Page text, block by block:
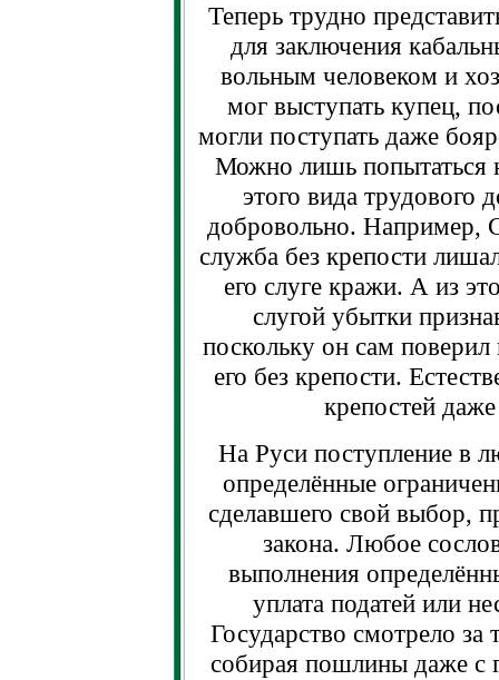
Теперь трудно
для заключения
вольным человеком и
мог выступать купец,
могли поступать даже
Можно лишь попытаться
этого вида трудового
добровольно. Например,
служба без крепости
его слуге кражи. А из
слугой убытки
поскольку он сам
его без крепости.
крепостей
На Руси поступление в
определённые
сделавшего свой выбор,
закона. Любое
выполнения
уплата податей или
Государство смотрело за
собирая пошлины даже с